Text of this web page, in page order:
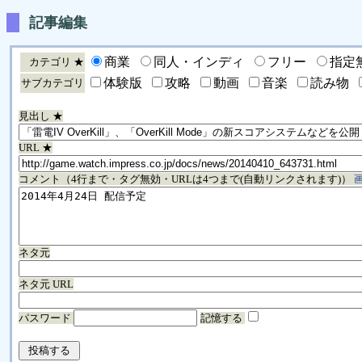
記事編集
カテゴリ ★ 商業 同人・インディ フリー 指定
サブカテゴリ 体験版 攻略 動画 音楽 読み物
見出し ★
URL ★
コメント（4行まで・タグ無効・URLは4つまで(自動リンクされます)）
ネタ元
ネタ元 URL
パスワード 記憶する